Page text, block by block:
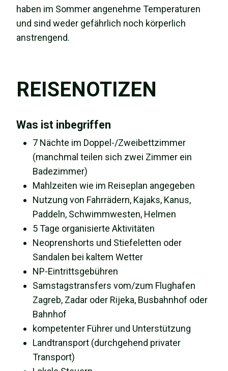
haben im Sommer angenehme Temperaturen
und sind weder gefährlich noch körperlich
anstrengend.
REISENOTIZEN
Was ist inbegriffen
7 Nächte im Doppel-/Zweibettzimmer
(manchmal teilen sich zwei Zimmer ein
Badezimmer)
Mahlzeiten wie im Reiseplan angegeben
Nutzung von Fahrrädern, Kajaks, Kanus,
Paddeln, Schwimmwesten, Helmen
5 Tage organisierte Aktivitäten
Neoprenshorts und Stiefeletten oder
Sandalen bei kaltem Wetter
NP-Eintrittsgebühren
Samstagstransfers vom/zum Flughafen
Zagreb, Zadar oder Rijeka, Busbahnhof oder
Bahnhof
kompetenter Führer und Unterstützung
Landtransport (durchgehend privater
Transport)